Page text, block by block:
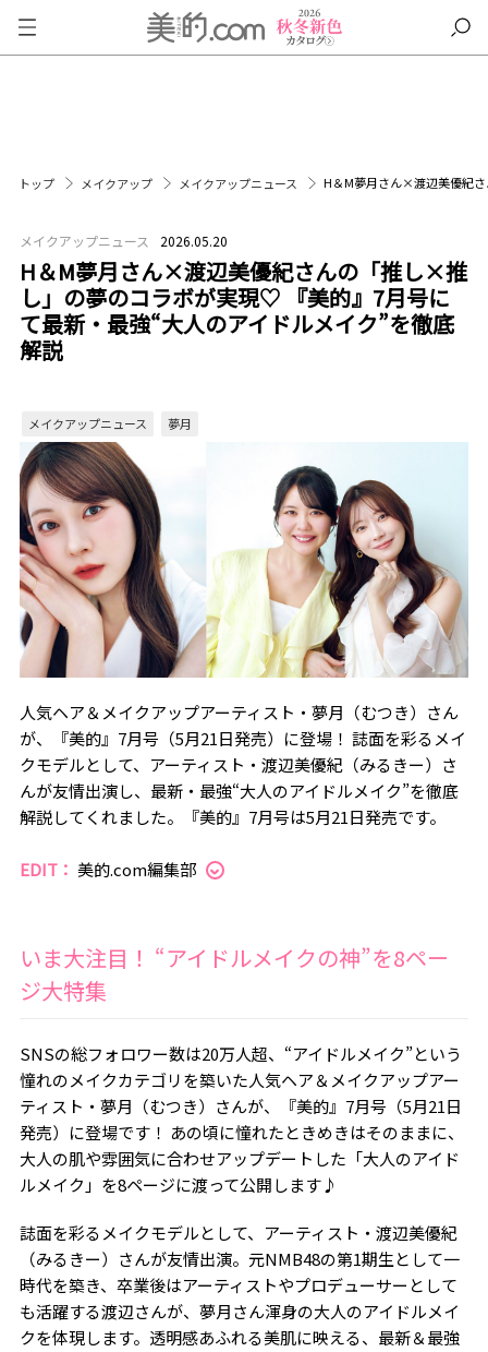
トップ メイクアップ メイクアップニュース H＆M夢月さん×渡辺美優紀
メイクアップニュース 2026.05.20
H＆M夢月さん×渡辺美優紀さんの「推し×推
し」の夢のコラボが実現♡ 『美的』7月号に
て最新・最強“大人のアイドルメイク”を徹底
解説
メイクアップニュース 夢月
人気ヘア＆メイクアップアーティスト・夢月（むつき）さん
が、『美的』7月号（5月21日発売）に登場！ 誌面を彩るメイ
クモデルとして、アーティスト・渡辺美優紀（みるきー）さ
んが友情出演し、最新・最強“大人のアイドルメイク”を徹底
解説してくれました。『美的』7月号は5月21日発売です。
EDIT： 美的.com編集部
いま大注目！ “アイドルメイクの神”を8ペー
ジ大特集
SNSの総フォロワー数は20万人超、“アイドルメイク”という
憧れのメイクカテゴリを築いた人気ヘア＆メイクアップアー
ティスト・夢月（むつき）さんが、『美的』7月号（5月21日
発売）に登場です！ あの頃に憧れたときめきはそのままに、
大人の肌や雰囲気に合わせアップデートした「大人のアイド
ルメイク」を8ページに渡って公開します♪
誌面を彩るメイクモデルとして、アーティスト・渡辺美優紀
（みるきー）さんが友情出演。元NMB48の第1期生として一
時代を築き、卒業後はアーティストやプロデューサーとして
も活躍する渡辺さんが、夢月さん渾身の大人のアイドルメイ
クを体現します。透明感あふれる美肌に映える、最新＆最強